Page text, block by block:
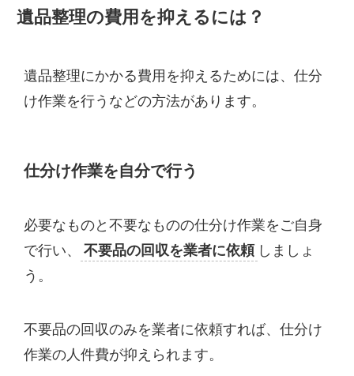
遺品整理の費用を抑えるには？
遺品整理にかかる費用を抑えるためには、仕分
け作業を行うなどの方法があります。
仕分け作業を自分で行う
必要なものと不要なものの仕分け作業をご自身
で行い、
不要品の回収を業者に依頼 しましょ
う。
不要品の回収のみを業者に依頼すれば、仕分け
作業の人件費が抑えられます。